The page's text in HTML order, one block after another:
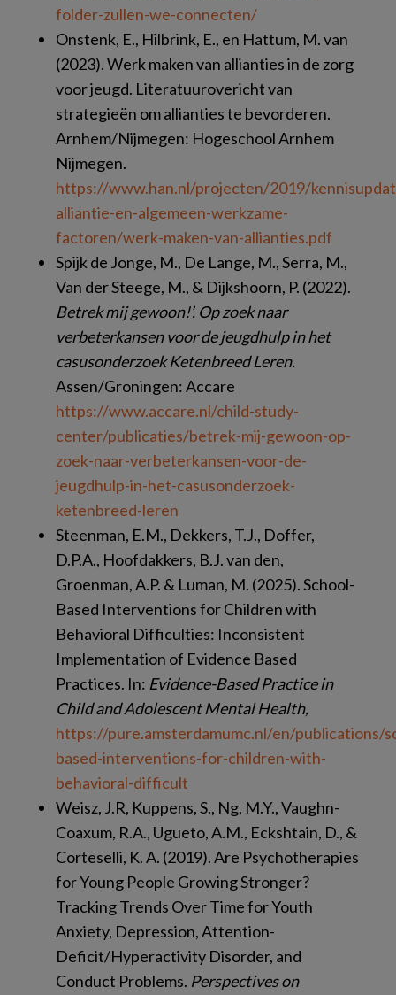
folder-zullen-we-connecten/
Onstenk, E., Hilbrink, E., en Hattum, M. van
(2023). Werk maken van allianties in de zorg
voor jeugd. Literatuurovericht van
strategieën om allianties te bevorderen.
Arnhem/Nijmegen: Hogeschool Arnhem
Nijmegen.
https://www.han.nl/projecten/2019/
alliantie-en-algemeen-werkzame-
factoren/werk-maken-van-allianties.pdf
Spijk de Jonge, M., De Lange, M., Serra, M.,
Van der Steege, M., & Dijkshoorn, P. (2022).
Betrek mij gewoon!’. Op zoek naar
verbeterkansen voor de jeugdhulp in het
casusonderzoek Ketenbreed Leren.
Assen/Groningen: Accare
https://www.accare.nl/child-study-
center/publicaties/betrek-mij-gewoon-op-
zoek-naar-verbeterkansen-voor-de-
jeugdhulp-in-het-casusonderzoek-
ketenbreed-leren
Steenman, E.M., Dekkers, T.J., Doffer,
D.P.A., Hoofdakkers, B.J. van den,
Groenman, A.P. & Luman, M. (2025). School-
Based Interventions for Children with
Behavioral Difficulties: Inconsistent
Implementation of Evidence Based
Practices. In: Evidence-Based Practice in
Child and Adolescent Mental Health,
https://pure.amsterdamumc.nl/en/publications/
based-interventions-for-children-with-
behavioral-difficult
Weisz, J.R, Kuppens, S., Ng, M.Y., Vaughn-
Coaxum, R.A., Ugueto, A.M., Eckshtain, D., &
Corteselli, K. A. (2019). Are Psychotherapies
for Young People Growing Stronger?
Tracking Trends Over Time for Youth
Anxiety, Depression, Attention-
Deficit/Hyperactivity Disorder, and
Conduct Problems. Perspectives on